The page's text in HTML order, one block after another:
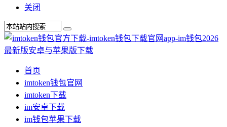
关闭
首页
imtoken钱包官网
imtoken下载
im安卓下载
im钱包苹果下载